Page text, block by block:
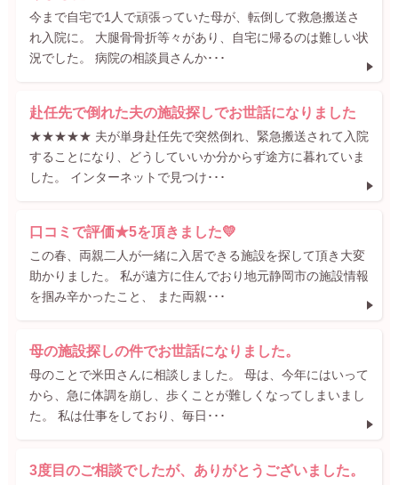
今まで自宅で1人で頑張っていた母が、転倒して救急搬送さ
れ入院に。 大腿骨骨折等々があり、自宅に帰るのは難しい状
況でした。 病院の相談員さんか･･･
赴任先で倒れた夫の施設探しでお世話になりました
★★★★★ 夫が単身赴任先で突然倒れ、緊急搬送されて入院
することになり、どうしていいか分からず途方に暮れていま
した。 インターネットで見つけ･･･
口コミで評価★5を頂きました💛
この春、両親二人が一緒に入居できる施設を探して頂き大変
助かりました。 私が遠方に住んでおり地元静岡市の施設情報
を掴み辛かったこと、 また両親･･･
母の施設探しの件でお世話になりました。
母のことで米田さんに相談しました。 母は、今年にはいって
から、急に体調を崩し、歩くことが難しくなってしまいまし
た。 私は仕事をしており、毎日･･･
3度目のご相談でしたが、ありがとうございました。